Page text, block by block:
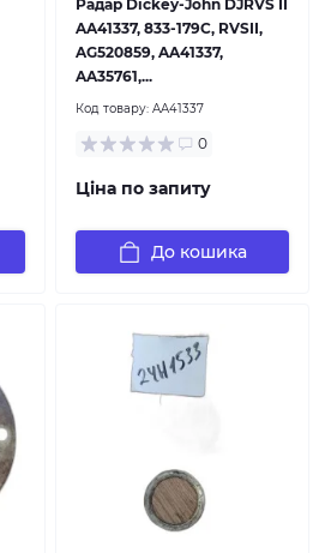
Радар Dickey-John DJRVS II
AA41337, 833-179C, RVSII,
AG520859, AA41337,
AA35761,...
Код товару: AA41337
0
Ціна по запиту
До кошика